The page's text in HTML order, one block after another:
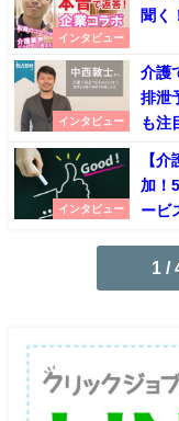
インタビュー
聞く
インタビュー
介護
排泄
も注
インタビュー
【
加！
ービ
1 /